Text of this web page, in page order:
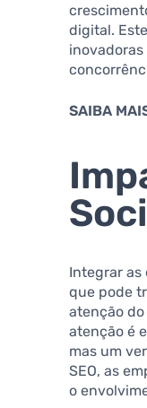
digital.
SAIBA
Integrar
que pode
atenção
atenção é
mas um
SEO, as
o